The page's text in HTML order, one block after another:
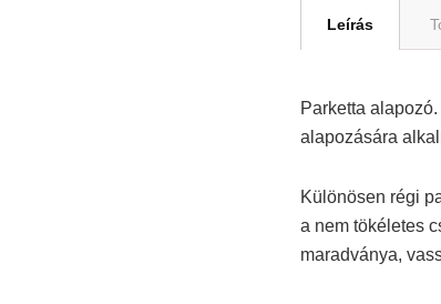
Leírás
Parketta
alapozására
Különösen régi
a nem tökéletes
maradványa,